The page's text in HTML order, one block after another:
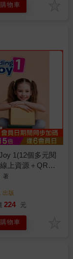
物車
1(12個多元閱
上資源＋QR
)
著
出版
224 元
物車